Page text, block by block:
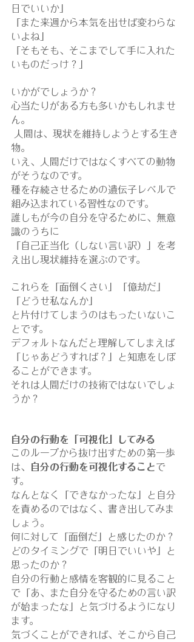
日でいいか」
「また来週から本気を出せば変わらな
いよね」
「そもそも、そこまでして手に入れた
いものだっけ？」
いかがでしょうか？
心当たりがある方も多いかもしれませ
ん。
物。
いえ、人間だけではなくすべての動物
がそうなのです。
種を存続させるための遺伝子レベルで
組み込まれている習性なのです。
誰しもが今の自分を守るために、無意
識のうちに
「自己正当化（しない言い訳）」を考
え出し現状維持を選ぶのです。
これらを「面倒くさい」「億劫だ」
「どうせ私なんか」
と片付けてしまうのはもったいないこ
とです。
デフォルトなんだと理解してしまえば
「じゃあどうすれば？」と知恵をしぼ
ることができます。
それは人間だけの技術ではないでしょ
うか？
自分の行動を「可視化」してみる
このループから抜け出すための第一歩
は、
自分の行動を可視化することで
す。
なんとなく「できなかったな」と自分
を責めるのではなく、書き出してみま
しょう。
何に対して「面倒だ」と感じたのか？
どのタイミングで「明日でいいや」と
思ったのか？
自分の行動と感情を客観的に見ること
で「あ、また自分を守るための言い訳
が始まったな」と気づけるようになり
ます。
気づくことができれば、そこから自己